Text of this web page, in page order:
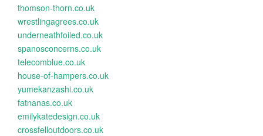
thomson-thorn.co.uk
wrestlingagrees.co.uk
underneathfoiled.co.uk
spanosconcerns.co.uk
telecomblue.co.uk
house-of-hampers.co.uk
yumekanzashi.co.uk
fatnanas.co.uk
emilykatedesign.co.uk
crossfelloutdoors.co.uk